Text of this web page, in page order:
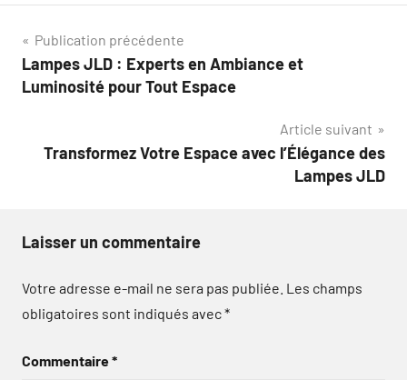
Navigation
de
Publication précédente
Lampes JLD : Experts en Ambiance et
Luminosité pour Tout Espace
Article suivant
Transformez Votre Espace avec l’Élégance des
Lampes JLD
Laisser un commentaire
Votre adresse e-mail ne sera pas publiée. Les champs
obligatoires sont indiqués avec*
Commentaire*